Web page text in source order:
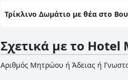
Τρίκλινο Δωμάτιο με θέα στο
Σχετικά με το
Αριθμός Μητρώου ή Άδειας ή